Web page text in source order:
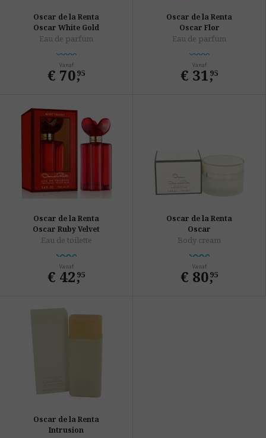
Oscar de la Renta
Oscar White Gold
Eau de parfum
Vanaf
€ 70,
95
Oscar de la Renta
Oscar Flor
Eau de parfum
Vanaf
€ 31,
95
Oscar de la Renta
Oscar Ruby Velvet
Eau de toilette
Vanaf
€ 42,
95
Oscar de la Renta
Oscar
Body cream
Vanaf
€ 80,
95
Oscar de la Renta
Intrusion